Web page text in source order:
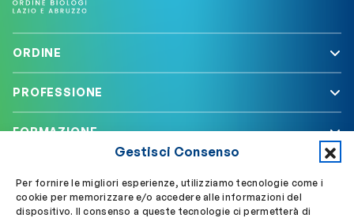
Gestisci Consenso
Per fornire le migliori esperienze, utilizziamo tecnologie come i
cookie per memorizzare e/o accedere alle informazioni del
dispositivo. Il consenso a queste tecnologie ci permetterà di
ORDINE
PROFESSIONE
FORMAZIONE